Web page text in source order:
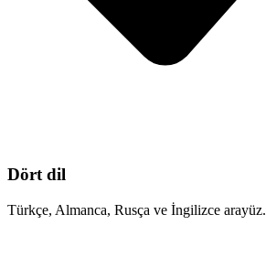
Dört dil
Türkçe, Almanca, Rusça ve İngilizce arayüz.